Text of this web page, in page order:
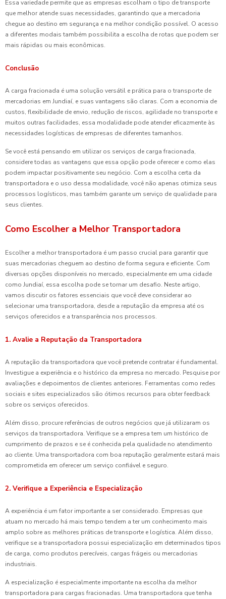
Essa variedade permite que as empresas escolham o tipo de transporte
que melhor atende suas necessidades, garantindo que a mercadoria
chegue ao destino em segurança e na melhor condição possível. O acesso
a diferentes modais também possibilita a escolha de rotas que podem ser
mais rápidas ou mais econômicas.
Conclusão
A carga fracionada é uma solução versátil e prática para o transporte de
mercadorias em Jundiaí, e suas vantagens são claras. Com a economia de
custos, flexibilidade de envio, redução de riscos, agilidade no transporte e
muitos outras facilidades, essa modalidade pode atender eficazmente às
necessidades logísticas de empresas de diferentes tamanhos.
Se você está pensando em utilizar os serviços de carga fracionada,
considere todas as vantagens que essa opção pode oferecer e como elas
podem impactar positivamente seu negócio. Com a escolha certa da
transportadora e o uso dessa modalidade, você não apenas otimiza seus
processos logísticos, mas também garante um serviço de qualidade para
seus clientes.
Como Escolher a Melhor Transportadora
Escolher a melhor transportadora é um passo crucial para garantir que
suas mercadorias cheguem ao destino de forma segura e eficiente. Com
diversas opções disponíveis no mercado, especialmente em uma cidade
como Jundiaí, essa escolha pode se tornar um desafio. Neste artigo,
vamos discutir os fatores essenciais que você deve considerar ao
selecionar uma transportadora, desde a reputação da empresa até os
serviços oferecidos e a transparência nos processos.
1. Avalie a Reputação da Transportadora
A reputação da transportadora que você pretende contratar é fundamental.
Investigue a experiência e o histórico da empresa no mercado. Pesquise por
avaliações e depoimentos de clientes anteriores. Ferramentas como redes
sociais e sites especializados são ótimos recursos para obter feedback
sobre os serviços oferecidos.
Além disso, procure referências de outros negócios que já utilizaram os
serviços da transportadora. Verifique se a empresa tem um histórico de
cumprimento de prazos e se é conhecida pela qualidade no atendimento
ao cliente. Uma transportadora com boa reputação geralmente estará mais
comprometida em oferecer um serviço confiável e seguro.
2. Verifique a Experiência e Especialização
A experiência é um fator importante a ser considerado. Empresas que
atuam no mercado há mais tempo tendem a ter um conhecimento mais
amplo sobre as melhores práticas de transporte e logística. Além disso,
verifique se a transportadora possui especialização em determinados tipos
de carga, como produtos perecíveis, cargas frágeis ou mercadorias
industriais.
A especialização é especialmente importante na escolha da melhor
transportadora para cargas fracionadas. Uma transportadora que tenha